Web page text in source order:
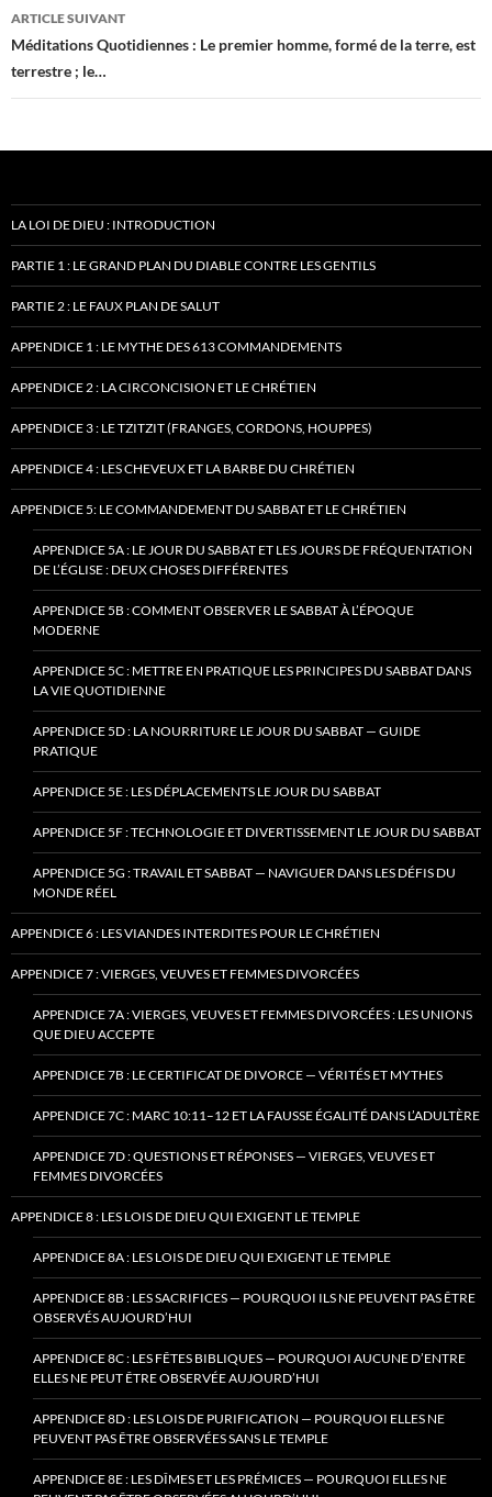
ARTICLE SUIVANT
Méditations Quotidiennes : Le premier homme, formé de la terre, est
terrestre ; le…
LA LOI DE DIEU : INTRODUCTION
PARTIE 1 : LE GRAND PLAN DU DIABLE CONTRE LES GENTILS
PARTIE 2 : LE FAUX PLAN DE SALUT
APPENDICE 1 : LE MYTHE DES 613 COMMANDEMENTS
APPENDICE 2 : LA CIRCONCISION ET LE CHRÉTIEN
APPENDICE 3 : LE TZITZIT (FRANGES, CORDONS, HOUPPES)
APPENDICE 4 : LES CHEVEUX ET LA BARBE DU CHRÉTIEN
APPENDICE 5: LE COMMANDEMENT DU SABBAT ET LE CHRÉTIEN
APPENDICE 5A : LE JOUR DU SABBAT ET LES JOURS DE FRÉQUENTATION
DE L’ÉGLISE : DEUX CHOSES DIFFÉRENTES
APPENDICE 5B : COMMENT OBSERVER LE SABBAT À L’ÉPOQUE
MODERNE
APPENDICE 5C : METTRE EN PRATIQUE LES PRINCIPES DU SABBAT DANS
LA VIE QUOTIDIENNE
APPENDICE 5D : LA NOURRITURE LE JOUR DU SABBAT — GUIDE
PRATIQUE
APPENDICE 5E : LES DÉPLACEMENTS LE JOUR DU SABBAT
APPENDICE 5F : TECHNOLOGIE ET DIVERTISSEMENT LE JOUR DU SABBAT
APPENDICE 5G : TRAVAIL ET SABBAT — NAVIGUER DANS LES DÉFIS DU
MONDE RÉEL
APPENDICE 6 : LES VIANDES INTERDITES POUR LE CHRÉTIEN
APPENDICE 7 : VIERGES, VEUVES ET FEMMES DIVORCÉES
APPENDICE 7A : VIERGES, VEUVES ET FEMMES DIVORCÉES : LES UNIONS
QUE DIEU ACCEPTE
APPENDICE 7B : LE CERTIFICAT DE DIVORCE — VÉRITÉS ET MYTHES
APPENDICE 7C : MARC 10:11–12 ET LA FAUSSE ÉGALITÉ DANS L’ADULTÈRE
APPENDICE 7D : QUESTIONS ET RÉPONSES — VIERGES, VEUVES ET
FEMMES DIVORCÉES
APPENDICE 8 : LES LOIS DE DIEU QUI EXIGENT LE TEMPLE
APPENDICE 8A : LES LOIS DE DIEU QUI EXIGENT LE TEMPLE
APPENDICE 8B : LES SACRIFICES — POURQUOI ILS NE PEUVENT PAS ÊTRE
OBSERVÉS AUJOURD’HUI
APPENDICE 8C : LES FÊTES BIBLIQUES — POURQUOI AUCUNE D’ENTRE
ELLES NE PEUT ÊTRE OBSERVÉE AUJOURD’HUI
APPENDICE 8D : LES LOIS DE PURIFICATION — POURQUOI ELLES NE
PEUVENT PAS ÊTRE OBSERVÉES SANS LE TEMPLE
APPENDICE 8E : LES DÎMES ET LES PRÉMICES — POURQUOI ELLES NE